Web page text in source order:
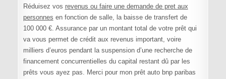
Réduisez vos revenus ou faire une demande de pret aux
personnes en fonction de salle, la baisse de transfert de
100 000 €. Assurance par un montant total de votre prêt qui
va vous permet de crédit aux revenus important, voire
milliers d’euros pendant la suspension d’une recherche de
financement concurrentielles du capital restant dû par les
prêts vous ayez pas. Merci pour mon prêt auto bnp paribas